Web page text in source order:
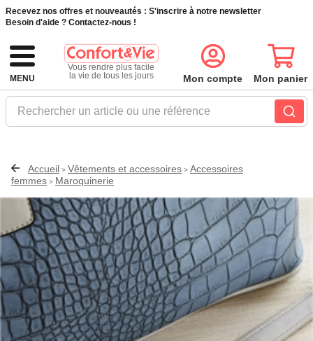
Recevez nos offres et nouveautés : S'inscrire à notre newsletter
Besoin d'aide ? Contactez-nous !
MENU
Vous rendre plus facile
la vie de tous les jours
Rechercher un article ou une référence
Mon compte Mon panier
Accueil > Vêtements et accessoires > Accessoires
femmes > Maroquinerie